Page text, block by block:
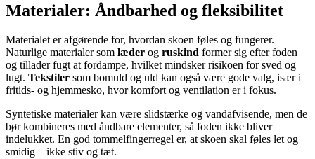
Materialer: Åndbarhed og fleksibilitet
Materialet er afgørende for, hvordan skoen føles og fungerer.
Naturlige materialer som læder og ruskind former sig efter foden
og tillader fugt at fordampe, hvilket mindsker risikoen for sved og
lugt. Tekstiler som bomuld og uld kan også være gode valg, især i
fritids- og hjemmesko, hvor komfort og ventilation er i fokus.
Syntetiske materialer kan være slidstærke og vandafvisende, men de
bør kombineres med åndbare elementer, så foden ikke bliver
indelukket. En god tommelfingerregel er, at skoen skal føles let og
smidig – ikke stiv og tæt.